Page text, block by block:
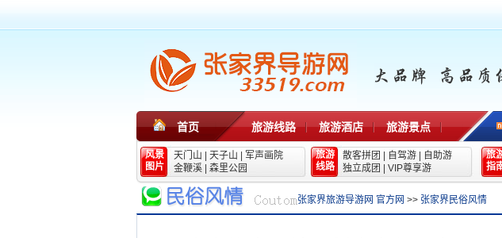
首页 旅游线路 旅游酒店 旅游景点
风景
图片
天门山 天子山
军声画院
金鞭溪
森里公园
旅游
线路
散客拼团 自驾游
自助游
独立成团
VIP尊享游
旅
指
张家界旅游导游网 官方网 >> 张家界民俗风情